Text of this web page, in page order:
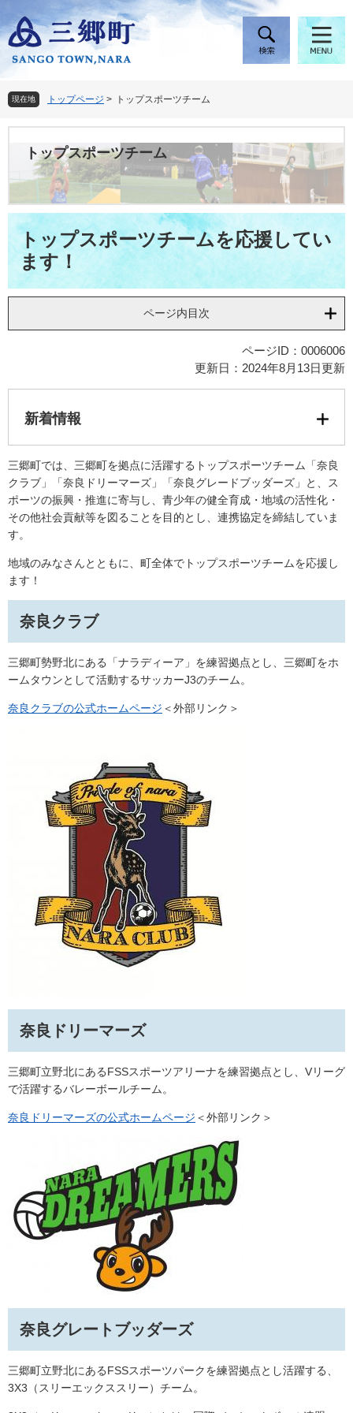
ー
ジ
頭
で
す
ニ
ュ
飛
ば
し
現在地 トップページ > トップスポーツチーム
トップスポーツチーム
トップスポーツチームを応援してい
ます！
ページ内目次
ページID：0006006
更新日：2024年8月13日更新
新着情報
三郷町では、三郷町を拠点に活躍するトップスポーツチーム「奈良
クラブ」「奈良ドリーマーズ」「奈良グレードブッダーズ」と、ス
ポーツの振興・推進に寄与し、青少年の健全育成・地域の活性化・
その他社会貢献等を図ることを目的とし、連携協定を締結していま
す。
地域のみなさんとともに、町全体でトップスポーツチームを応援し
ます！
奈良クラブ
三郷町勢野北にある「ナラディーア」を練習拠点とし、三郷町をホ
ームタウンとして活動するサッカーJ3のチーム。
奈良クラブの公式ホームページ ＜外部リンク＞
奈良ドリーマーズ
三郷町立野北にあるFSSスポーツアリーナを練習拠点とし、Vリーグ
で活躍するバレーボールチーム。
奈良ドリーマーズの公式ホームページ ＜外部リンク＞
奈良グレートブッダーズ
三郷町立野北にあるFSSスポーツパークを練習拠点とし活躍する、
3X3（スリーエックススリー）チーム。